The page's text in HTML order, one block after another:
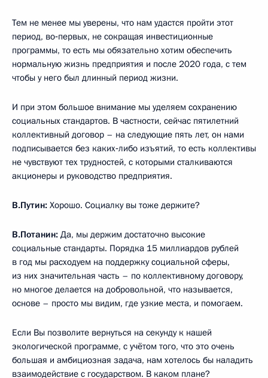
Тем не менее мы уверены, что нам удастся пройти этот
период, во‑первых, не сокращая инвестиционные
программы, то есть мы обязательно хотим обеспечить
нормальную жизнь предприятия и после 2020 года, с тем
чтобы у него был длинный период жизни.
И при этом большое внимание мы уделяем сохранению
социальных стандартов. В частности, сейчас пятилетний
коллективный договор – на следующие пять лет, он нами
подписывается без каких‑либо изъятий, то есть коллективы
не чувствуют тех трудностей, с которыми сталкиваются
акционеры и руководство предприятия.
В.Путин: Хорошо. Социалку вы тоже держите?
В.Потанин: Да, мы держим достаточно высокие
социальные стандарты. Порядка 15 миллиардов рублей
в год мы расходуем на поддержку социальной сферы,
из них значительная часть – по коллективному договору,
но многое делается на добровольной, что называется,
основе – просто мы видим, где узкие места, и помогаем.
Если Вы позволите вернуться на секунду к нашей
экологической программе, с учётом того, что это очень
большая и амбициозная задача, нам хотелось бы наладить
взаимодействие с государством. В каком плане?